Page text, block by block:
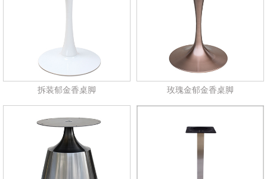
拆装郁金香桌脚 玫瑰金郁金香桌脚